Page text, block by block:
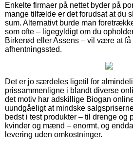
Enkelte firmaer på nettet byder på
mange tilfælde er det forudsat at du
sum. Alternativt burde man
som ofte – ligegyldigt om du
Birkerød eller Assens – vil være at
afhentningssted.
Det er jo særdeles ligetil for
prissammenligne i blandt diverse
det motiv har adskillige Biogan
uundgåeligt at mindske
bedst i test produkter – til drenge og
kvinder og mænd – enormt, og
levering uden omkostninger.